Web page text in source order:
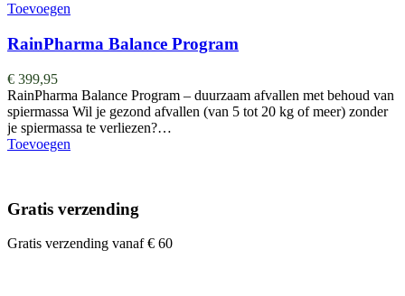
Toevoegen
RainPharma Balance Program
€ 399,95
RainPharma Balance Program – duurzaam afvallen met behoud van
spiermassa Wil je gezond afvallen (van 5 tot 20 kg of meer) zonder
je spiermassa te verliezen?…
Toevoegen
Gratis verzending
Gratis verzending vanaf € 60